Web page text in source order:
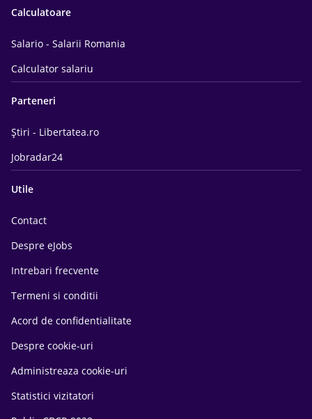
Calculatoare
Salario - Salarii Romania
Calculator salariu
Parteneri
Știri - Libertatea.ro
Jobradar24
Utile
Contact
Despre eJobs
Intrebari frecvente
Termeni si conditii
Acord de confidentialitate
Despre cookie-uri
Administreaza cookie-uri
Statistici vizitatori